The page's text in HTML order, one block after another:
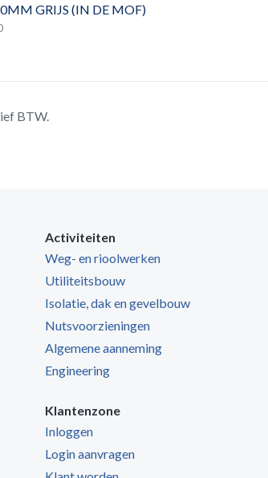
GRIJS (IN DE MOF)
BTW.
Activiteiten
Weg- en rioolwerken
Utiliteitsbouw
Isolatie, dak en gevelbouw
Nutsvoorzieningen
Algemene aanneming
Engineering
Klantenzone
Inloggen
Login aanvragen